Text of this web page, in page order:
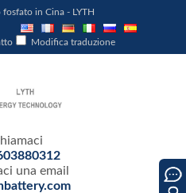
in Cina - LYTH
Modifica traduzione
una email